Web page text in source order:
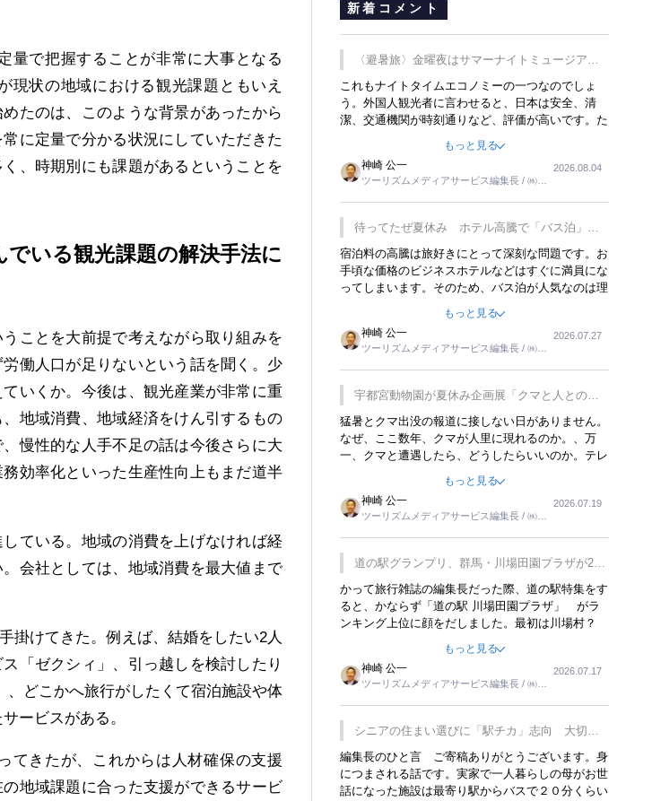
で把握することが非常に大事となる
現状の地域における観光課題ともいえ
たのは、このような背景があったから
に定量で分かる状況にしていただきた
、時期別にも課題があるということを
いる観光課題の解決手法に
ことを大前提で考えながら取り組みを
働人口が足りないという話を聞く。少
いくか。今後は、観光産業が非常に重
地域消費、地域経済をけん引するもの
慢性的な人手不足の話は今後さらに大
効率化といった生産性向上もまだ道半
ている。地域の消費を上げなければ経
会社としては、地域消費を最大値まで
掛けてきた。例えば、結婚をしたい2人
「ゼクシィ」、引っ越しを検討したり
どこかへ旅行がしたくて宿泊施設や体
ービスがある。
きたが、これからは人材確保の支援
地域課題に合った支援ができるサービ
新着コメント
〈避暑旅〉金曜夜はサマーナイトミュージア
ム、都立6施設で
これもナイトタイムエコノミーの一つなのでしょ
う。外国人観光者に言わせると、日本は安全、清
潔、交通機関が時刻通りなど、評価が高いです。た
す。そのような意味で、金曜夜にこのようなイベン
トが行われれば、日本人に限らず外国人にとっても
楽しみが増えるでしょうね。
もっと見る
神崎 公一
ツーリズムメディアサービス編集長 / ㈱ツ
2026.08.04
待ってたぜ夏休み ホテル高騰で「バス泊」人
気
宿泊料の高騰は旅好きにとって深刻な問題です。お
手頃な価格のビジネスホテルなどはすぐに満員にな
ってしまいます。そのため、バス泊が人気なのは理
行をした時は、移動はグレイハウンドバスでした。
夕方から夜の便を利用してホテル代を浮かせていま
した。ただし、若いからできたことです。若い人が
夜行バスで京都に行った、青森に行ったと聞くと、
疲れが残らないのかなと思ってしまいます。
もっと見る
神崎 公一
ツーリズムメディアサービス編集長 / ㈱ツ
2026.07.27
宇都宮動物園が夏休み企画展「クマと人との距
離」を7月20日から開催
猛暑とクマ出没の報道に接しない日がありません。
なぜ、ここ数年、クマが人里に現れるのか。、万
一、クマと遭遇したら、どうしたらいいのか。テレ
るなんてことは、冗談でもいえません。そんな中
で、この企画展はタイムリーですね。
もっと見る
神崎 公一
ツーリズムメディアサービス編集長 / ㈱ツ
2026.07.19
道の駅グランプリ、群馬・川場田園プラザが2連
覇
かって旅行雑誌の編集長だった際、道の駅特集をす
ると、かならず「道の駅 川場田園プラザ」 がラ
ンキング上位に顔をだしました。最初は川場村？
れ永井 彰一社長にインタビューしたら、興味深い
話が次々が飛び出しました。プレゼンも巧みで、今
でも思い出すことが２つあります。一つは、従業員
に東京ディズニーランドを見学させ、サービス業、
接客業の何かを理解してもらっていることです。
もう一つは1800円もするプレミアムヨーグルトを
販売するにあたり、社内に懸念もあったそうです。
永井社長は、駐車場に都内ナンバーの高級外車が停
まっていることに目をつけ、高級商品でも売れると
もっと見る
神崎 公一
ツーリズムメディアサービス編集長 / ㈱ツ
2026.07.17
シニアの住まい選びに「駅チカ」志向 大切な
のは出かけたくなる暮らし
編集長のひと言 ご寄稿ありがとうございます。身
につまされる話です。実家で一人暮らしの母がお世
話になった施設は最寄り駅からバスで２０分くらい